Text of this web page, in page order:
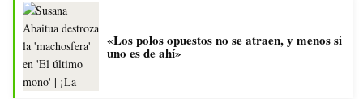
«Los polos opuestos no se atraen, y menos si
uno es de ahí»